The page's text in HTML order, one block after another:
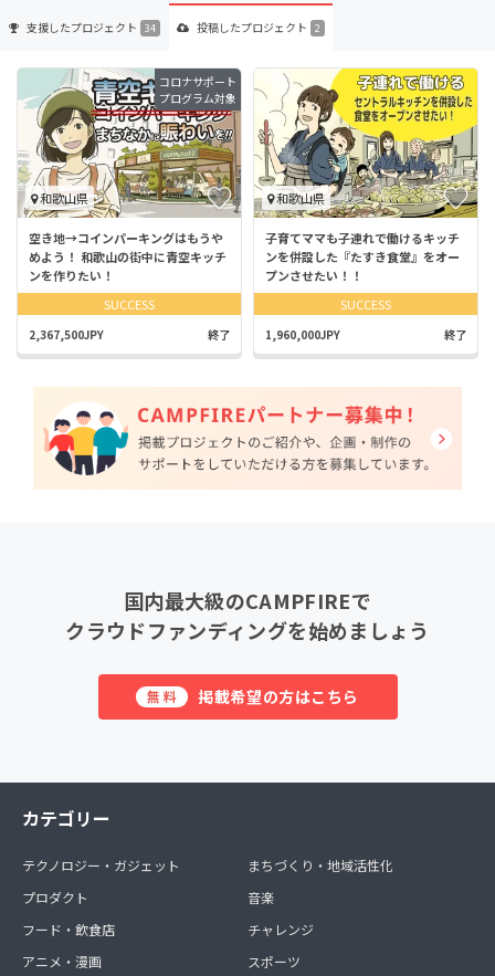
支援したプロジェクト 34 投稿したプロジェクト 2
コロナサポート
プログラム対象
和歌山県
空き地→コインパーキングはもうや
めよう！ 和歌山の街中に青空キッチ
ンを作りたい！
SUCCESS
2,367,500JPY 終了
和歌山県
子育てママも子連れで働けるキッチ
ンを併設した『たすき食堂』をオー
プンさせたい！！
SUCCESS
1,960,000JPY 終了
国内最大級のCAMPFIREで
クラウドファンディングを始めましょう
無料 掲載希望の方はこちら
カテゴリー
テクノロジー・ガジェット
プロダクト
フード・飲食店
アニメ・漫画
まちづくり・地域活性化
音楽
チャレンジ
スポーツ